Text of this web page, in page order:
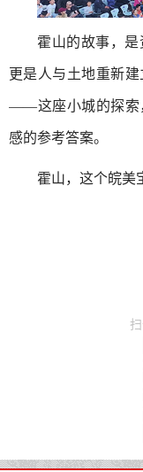
霍山的故事，是
更是人与土地重新
——这座小城的探索
感的参考答案。
霍山，这个皖美